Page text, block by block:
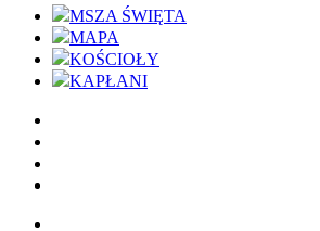
MSZA ŚWIĘTA
MAPA
KOŚCIOŁY
KAPŁANI